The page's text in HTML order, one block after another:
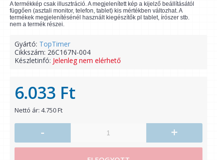
A termékkép csak illusztráció. A megjelenített kép a kijelző beállításától
függően (asztali monitor, telefon, tablet) kis mértékben változhat. A
termékek megjelenítésénél használt kiegészítők pl tablet, írószer stb.
nem a termék részei.
Gyártó: TopTimer
Cikkszám: 26C167N-004
Készletinfó: Jelenleg nem elérhető
6.033 Ft
Nettó ár: 4.750 Ft
- +